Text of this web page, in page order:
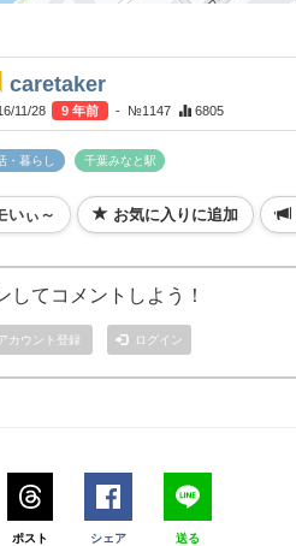
caretaker
11/28 9 年前 - №1147 6805
・暮らし 千葉みなと駅
いぃ～ お気に入りに追加
してコメントしよう！
カウント登録 ログイン
ポスト シェア 送る